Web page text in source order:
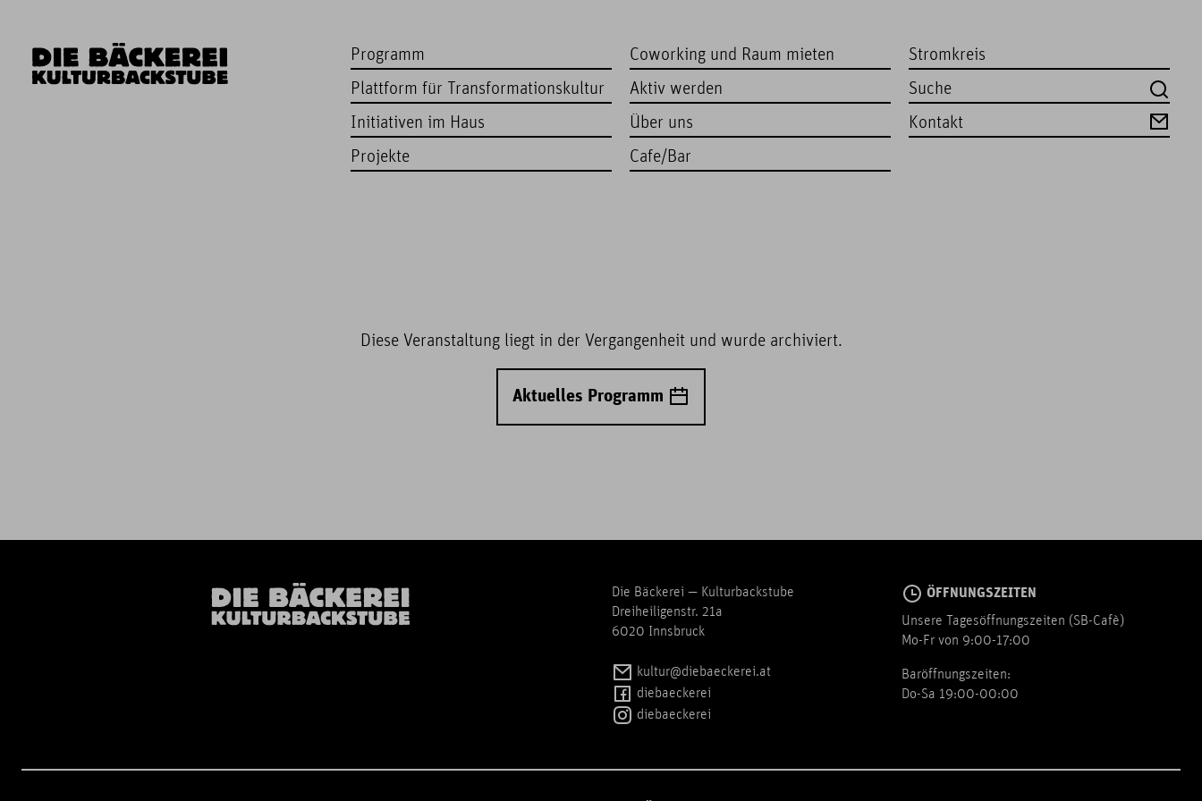
Programm
Plattform für Transformationskultur
Initiativen im Haus
Projekte
Coworking und Raum mieten
Aktiv werden
Über uns
Cafe/Bar
Stromkreis
Kontakt
Diese Veranstaltung liegt in der Vergangenheit und wurde archiviert.
Aktuelles Programm
Die Bäckerei — Kulturbackstube
Dreiheiligenstr. 21a
6020 Innsbruck
kultur@diebaeckerei.at
diebaeckerei
diebaeckerei
ÖFFNUNGSZEITEN
Unsere Tagesöffnungszeiten (SB-Cafè)
Mo-Fr von 9:00-17:00
Baröffnungszeiten:
Do-Sa 19:00-00:00